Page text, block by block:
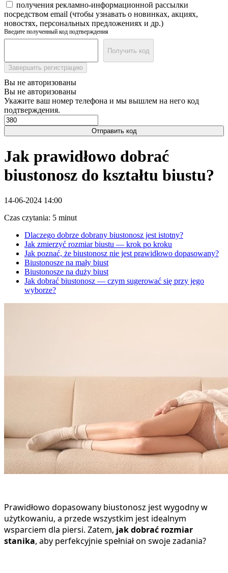
получения рекламно-информационной рассылки
посредством email (чтобы узнавать о новинках, акциях,
новостях, персональных предложениях и др.)
Введите полученный код подтверждения
Получить код
Завершить регистрацию
Вы не авторизованы
Вы не авторизованы
Укажите ваш номер телефона и мы вышлем на него код
подтверждения.
Отправить код
Jak prawidłowo dobrać
biustonosz do kształtu biustu?
14-06-2024 14:00
Czas czytania: 5 minut
Dlaczego dobrze dobrany biustonosz jest istotny?
Jak zmierzyć rozmiar biustu — krok po kroku
Jak poznać, że biustonosz nie jest prawidłowo dopasowany?
Biustonosze na mały biust
Biustonosze na duży biust
Jak dobrać biustonosz — czym sugerować się przy jego
wyborze?
Prawidłowo dopasowany biustonosz jest wygodny w
użytkowaniu, a przede wszystkim jest idealnym
wsparciem dla piersi. Zatem, jak dobrać rozmiar
stanika, aby perfekcyjnie spełniał on swoje zadania?